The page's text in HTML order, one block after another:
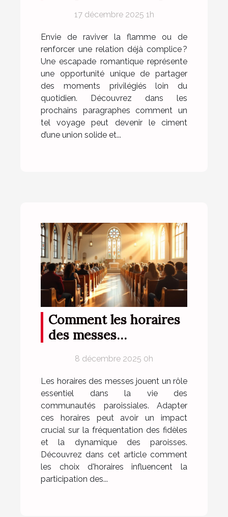
complicité?
17 décembre 2025 1h
Envie de raviver la flamme ou de
renforcer une relation déjà complice ?
Une escapade romantique représente
une opportunité unique de partager
des moments privilégiés loin du
quotidien. Découvrez dans les
prochains paragraphes comment un
tel voyage peut devenir le ciment
d’une union solide et...
Comment les horaires
des messes
fréquentation des
paroissiens ?
8 décembre 2025 0h
Les horaires des messes jouent un rôle
essentiel dans la vie des
communautés paroissiales. Adapter
ces horaires peut avoir un impact
crucial sur la fréquentation des fidèles
et la dynamique des paroisses.
Découvrez dans cet article comment
les choix d'horaires influencent la
participation des...